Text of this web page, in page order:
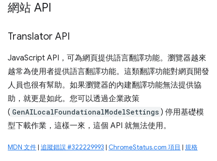
網站 API
Translator API
JavaScript API，可為網頁提供語言翻譯功能。瀏覽器越來
越常為使用者提供語言翻譯功能。這類翻譯功能對網頁開發
人員也很有幫助。如果瀏覽器的內建翻譯功能無法提供協
助，就更是如此。您可以透過企業政策
( GenAILocalFoundationalModelSettings ) 停用基礎模
型下載作業，這樣一來，這個 API 就無法使用。
MDN 文件| 追蹤錯誤 #322229993 | ChromeStatus.com 項目 | 規格